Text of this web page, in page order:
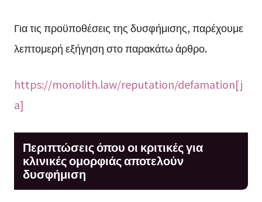
Για τις προϋποθέσεις της δυσφήμισης, παρέχουμε
λεπτομερή εξήγηση στο παρακάτω άρθρο.
https://monolith.law/reputation/defamation[j
a]
Περιπτώσεις όπου οι κριτικές για
κλινικές ομορφιάς αποτελούν
δυσφήμιση